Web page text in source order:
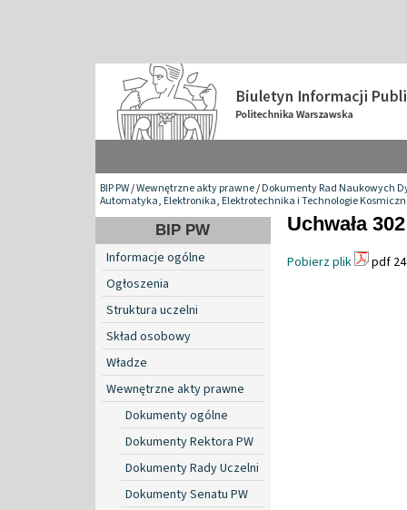
BIP PW/Wewnętrzne akty prawne/Dokumenty Rad Naukowych
Automatyka, Elektronika, Elektrotechnika i Technologie
BIP PW
Informacje ogólne
Ogłoszenia
Struktura uczelni
Skład osobowy
Władze
Wewnętrzne akty prawne
Dokumenty ogólne
Dokumenty Rektora PW
Dokumenty Rady Uczelni
Dokumenty Senatu PW
Uchwała
Pobierz plik pdf